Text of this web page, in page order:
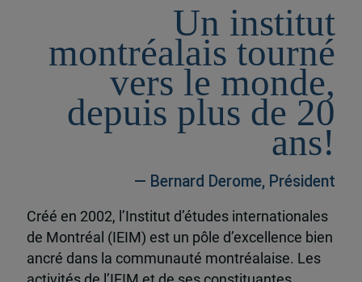
Un institut
montréalais tourné
vers le monde,
depuis plus de 20
ans!
— Bernard Derome, Président
Créé en 2002, l’Institut d’études internationales
de Montréal (IEIM) est un pôle d’excellence bien
ancré dans la communauté montréalaise. Les